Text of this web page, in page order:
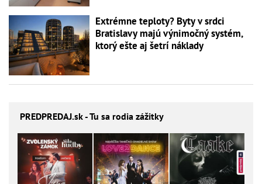
Extrémne teploty? Byty v srdci
Bratislavy majú výnimočný systém,
ktorý ešte aj šetrí náklady
PREDPREDAJ.sk - Tu sa rodia zážitky